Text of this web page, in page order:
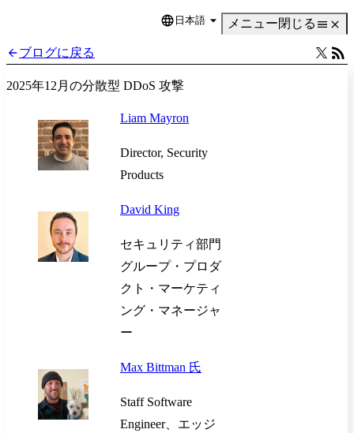
Language
日本語 メニュー閉じる
ブログに戻る
2025年12月の分散型 DDoS 攻撃
Liam Mayron
Director, Security
Products
David King
セキュリティ部門
グループ・プロダ
クト・マーケティ
ング・マネージャ
ー
Max Bittman 氏
Staff Software
Engineer、エッジ